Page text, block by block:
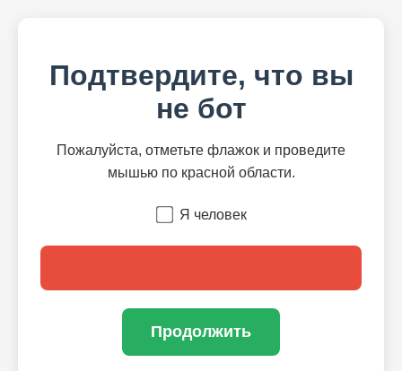
Подтвердите, что вы
не бот
Пожалуйста, отметьте флажок и проведите
мышью по красной области.
Я человек
Продолжить